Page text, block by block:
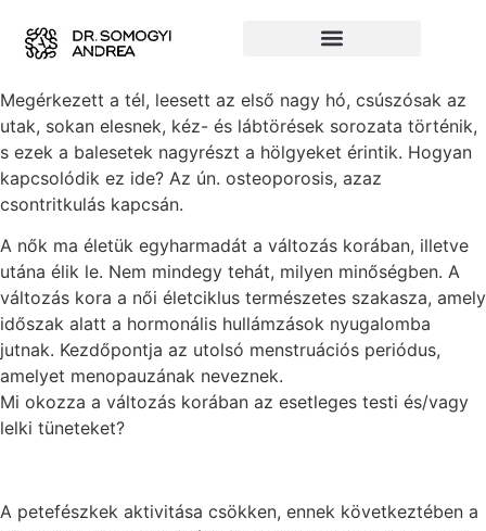
Megérkezett a tél, leesett az első nagy hó, csúszósak az
utak, sokan elesnek, kéz- és lábtörések sorozata történik,
s ezek a balesetek nagyrészt a hölgyeket érintik. Hogyan
kapcsolódik ez ide? Az ún. osteoporosis, azaz
csontritkulás kapcsán.
A nők ma életük egyharmadát a változás korában, illetve
utána élik le. Nem mindegy tehát, milyen minőségben. A
változás kora a női életciklus természetes szakasza, amely
időszak alatt a hormonális hullámzások nyugalomba
jutnak. Kezdőpontja az utolsó menstruációs periódus,
amelyet menopauzának neveznek.
Mi okozza a változás korában az esetleges testi és/vagy
lelki tüneteket?
A petefészkek aktivitása csökken, ennek következtében a